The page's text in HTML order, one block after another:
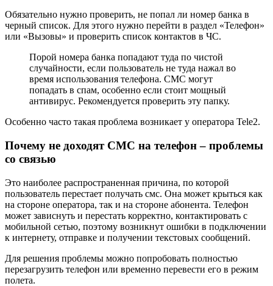
Обязательно нужно проверить, не попал ли номер банка в
черный список. Для этого нужно перейти в раздел «Телефон»
или «Вызовы» и проверить список контактов в ЧС.
Порой номера банка попадают туда по чистой
случайности, если пользователь не туда нажал во
время использования телефона. СМС могут
попадать в спам, особенно если стоит мощный
антивирус. Рекомендуется проверить эту папку.
Особенно часто такая проблема возникает у оператора Tele2.
Почему не доходят СМС на телефон – проблемы
со связью
Это наиболее распространенная причина, по которой
пользователь перестает получать смс. Она может крыться как
на стороне оператора, так и на стороне абонента. Телефон
может зависнуть и перестать корректно, контактировать с
мобильной сетью, поэтому возникнут ошибки в подключении
к интернету, отправке и получении текстовых сообщений.
Для решения проблемы можно попробовать полностью
перезагрузить телефон или временно перевести его в режим
полета.